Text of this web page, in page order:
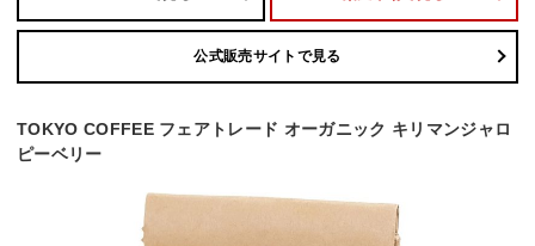
公式販売サイトで見る
TOKYO COFFEE フェアトレード オーガニック キリマンジャロ
ピーベリー